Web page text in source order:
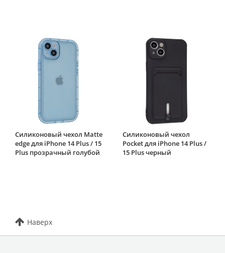
Силиконовый чехол Matte
edge для iPhone 14 Plus / 15
Plus прозрачный голубой
Силиконовый чехол
Pocket для iPhone 14 Plus /
15 Plus черный
Наверх